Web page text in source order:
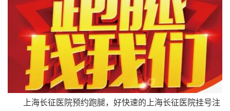
上海长征医院预约跑腿，好快速的上海长征医院挂号注